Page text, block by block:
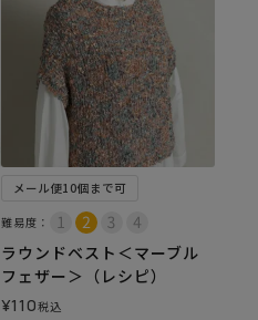
メール便10個まで可
難易度：
ラウンドベスト＜マーブル
フェザー＞（レシピ）
¥110税込